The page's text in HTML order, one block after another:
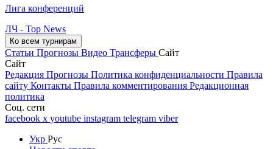
Лига конференций
ЛЧ - Top News
Ко всем турнирам
Статьи Прогнозы Видео Трансферы Сайт
Сайт
Редакция Прогнозы Политика конфиденциальности Правила
сайту Контакты Правила комментирования Редакционная
политика
Соц. сети
facebook x youtube instagram telegram viber
Укр Рус